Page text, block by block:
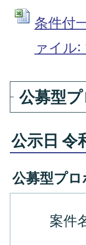
条件付
ァイル:
公募型
公示日 令
公募型プ
案件